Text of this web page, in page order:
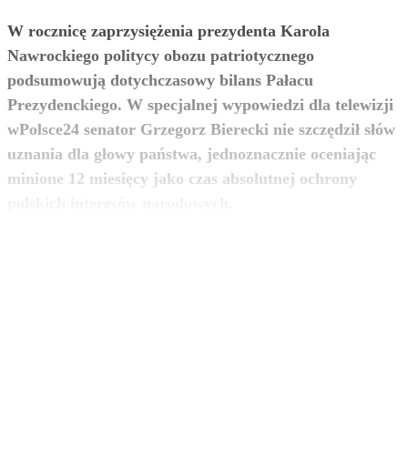
W rocznicę zaprzysiężenia prezydenta Karola
Nawrockiego politycy obozu patriotycznego
podsumowują dotychczasowy bilans Pałacu
Prezydenckiego. W specjalnej wypowiedzi dla telewizji
wPolsce24 senator Grzegorz Bierecki nie szczędził słów
uznania dla głowy państwa, jednoznacznie oceniając
minione 12 miesięcy jako czas absolutnej ochrony
zobacz więcej